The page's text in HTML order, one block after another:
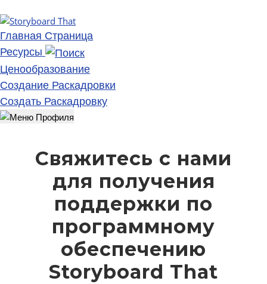
Главная Страница
Ресурсы
Ценообразование
Создание Раскадровки
Создать Раскадровку
Свяжитесь с нами
для получения
поддержки по
программному
обеспечению
Storyboard That